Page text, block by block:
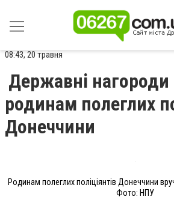
08:43, 20 травня
Державні нагороди
родинам полеглих
Донеччини
Родинам полеглих поліціянтів Донеччини
Фото: НПУ